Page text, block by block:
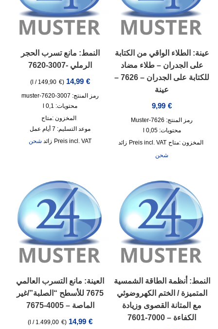
عينة: الطلاء الواقي من الكتابة
على الجدران – طلاء مضاد
للكتابة على الجدران – 7626 –
عينة
9,99 €
رمز المنتج: 7626-Muster
محتويات: 0,05
المخزون :متاح incl. VAT
زائد
شحن
النمط: مانع تسرب الحجر
الرملي -3007-7620
14,99 €
(
149,90 €
/
l
)
رمز المنتج: 3007-7620-muster
محتويات: 0,1
المخزون :متاح
موعد التسليم: 7 أيام عمل
incl. VAT
زائد شحن
النمط: أنظمة الطاقة الشمسية
المتميزة / الختم الكهروضوئي
مع المتانة القصوى وزيادة
الكفاءة – 7000-7601
العينة: مانع التسرب العالمي
7675 للأسطح “الصلبة”/غير
الماصة – 4005-7675
14,99 €
(
1.499,00 €
/
)